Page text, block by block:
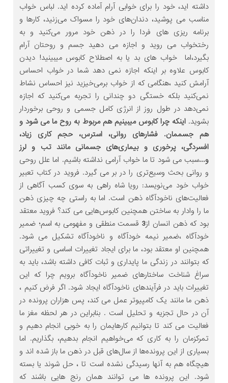
داشته اید، خود را برای خوابی آرام آماده کرده اید. لباس خواب
مناسب می پوشید، دندان‌های خود را مسواک می‌زنید، کارها و
برنامه ریزی های فردا را در ذهن خود مرور می‌کنید و به
رختخواب می روید و اجازه می دهید جسم و روحتان آرام
بگیرد،اما خواب های بد یا به اصطلاح کابوس میبینید! دیدن
کابوس علاوه بر اینکه اجازه نمی دهد شما در خواب احساس
آرامش کنید ،هنگامی که از خواب برمی‌خیزید نیز احساس نشاط
نمی‌کنید بلکه خستگی دو چندانی را تجربه می‌کنید که اجازه
نمی‌دهد در طول روز از انرژی کامل جسمی و روحی برخوردار
بشوید.اینکه چرا کابوس میبینیم هم مربوط به روح ما می شود و
هم جسممان. فشارهای روانی، استرس، حجم کاری زیاد،
افسردگی، پرخوری و بیماری‌های جسمانی مانند تب و لرز
و...سبب می شود تا ما خواب آرامی نداشته باشیم. اما علل روحی
و روانی بحث وسیع‌تری را در بر می گیرد. فروید در کتاب تعبیر
خواب خود می‌نویسد: رویا شاه راهی به سوی کسب آگاهی از
فعالیت‌های ناخودآگاه ذهن است. اما به راستی چه چیزی ذهن
ما را وادار به ساختن همچنین کابوس‌هایی می کند؟ فروید معتقد
بود که ذهن انسان از3قسمت منطقی و مفهومی به اسم؛ ضمیر
خودآگاه ،ضمیر نیمه خودآگاه و ناخودآگاه تشکیل می شود.
همچنین او معتقد بود، ما برای ایجاد تغییرات اساسی و تغییراتی
که بتوانند در زندگی ما پایداری و ثبات کافی داشته باشد، باید به
سراغ شناخت ساختارهای ضمیر ناخودآگاه برویم چرا که این
تغییرات باید در فرآیندهای ناخودآگاه ایجاد شود. اگر فرض کنیم ،
ذهن ما مانند یک کامپیوتر عمل می کند، پس هزاران پرونده در
آن در حال تجزیه و تحلیل است . بنابراین در هر لحظه مغز ما
فعالیت می کند تا بتوانیم کارهایمان را به خوبی انجام دهیم و
تمرکزمان را به کاری که می‌خواهیم انجام بدهیم، بگذاریم. اما
بسیاری از این پرونده‌ها از سال‌های قبل در ذهن ما باز شده اند و
هیچگاه هم به آنها رسیدگی نشده است تا ، حل شوند یا بسته
شود. این پرونده ها می توانند همان رنج هایی باشند که